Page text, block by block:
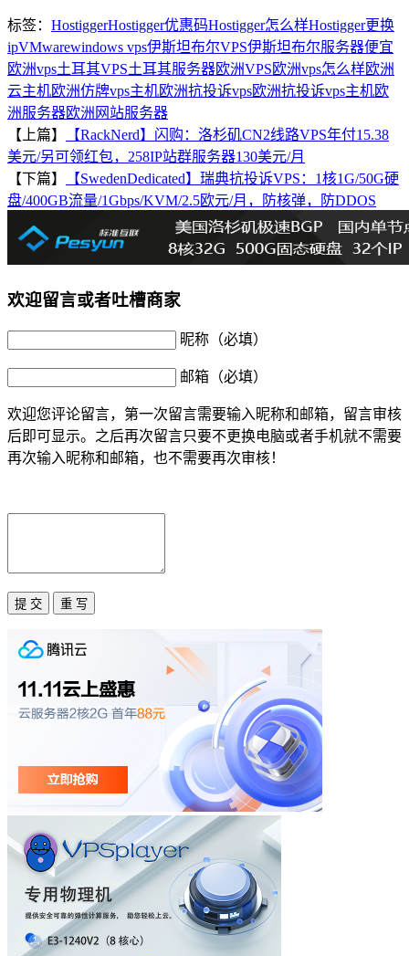
标签： HostiggerHostigger优惠码Hostigger怎么样Hostigger更换
ipVMwarewindows vps伊斯坦布尔VPS伊斯坦布尔服务器便宜
欧洲vps土耳其VPS土耳其服务器欧洲VPS欧洲vps怎么样欧洲
云主机欧洲仿牌vps主机欧洲抗投诉vps欧洲抗投诉vps主机欧
洲服务器欧洲网站服务器
【上篇】
【RackNerd】闪购：洛杉矶CN2线路VPS年付15.38
美元/另可领红包，258IP站群服务器130美元/月
【下篇】
【SwedenDedicated】瑞典抗投诉VPS：1核1G/50G硬
盘/400GB流量/1Gbps/KVM/2.5欧元/月，防核弹，防DDOS
欢迎留言或者吐槽商家
昵称（必填）
邮箱（必填）
欢迎您评论留言，第一次留言需要输入昵称和邮箱，留言审核
后即可显示。之后再次留言只要不更换电脑或者手机就不需要
再次输入昵称和邮箱，也不需要再次审核！